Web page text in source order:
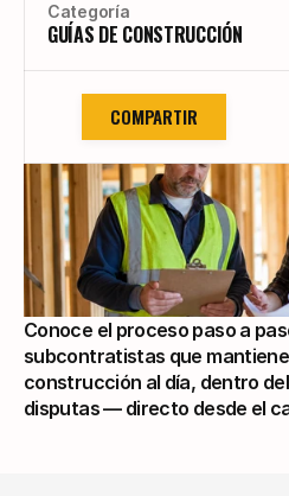
Categoría
GUÍAS DE CONSTRUCCIÓN
COMPARTIR
Conoce el proceso paso a
subcontratistas que
construcción al día, dentro
disputas — directo desde el